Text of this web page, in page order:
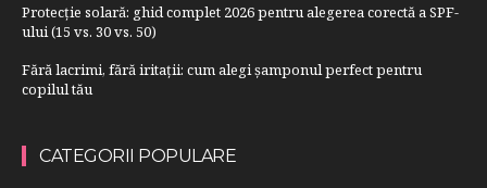
Protecție solară: ghid complet 2026 pentru alegerea corectă a SPF-
ului (15 vs. 30 vs. 50)
Fără lacrimi, fără iritații: cum alegi șamponul perfect pentru
copilul tău
CATEGORII POPULARE